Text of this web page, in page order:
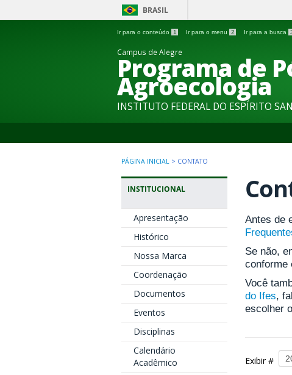
BRASIL
Ir para o conteúdo 1 Ir para o menu 2 Ir para a busca
Campus de Alegre
Programa de
Agroecologia
INSTITUTO FEDERAL DO ESPÍRITO
PÁGINA INICIAL > CONTATO
INSTITUCIONAL
Apresentação
Histórico
Nossa Marca
Coordenação
Documentos
Eventos
Disciplinas
Calendário
Acadêmico
Antes de
Se não,
conforme
Você
do Ifes,
escolher
Exibir #